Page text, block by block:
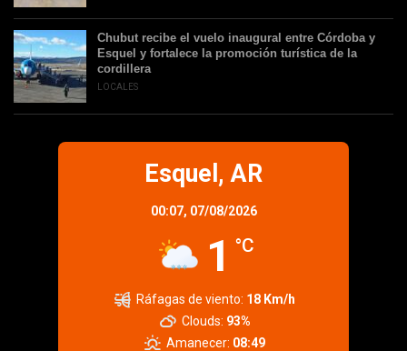
Chubut recibe el vuelo inaugural entre Córdoba y
Esquel y fortalece la promoción turística de la
cordillera
LOCALES
Esquel, AR
00:07, 07/08/2026
1 °C
Ráfagas de viento: 18 Km/h
Clouds: 93%
Amanecer: 08:49